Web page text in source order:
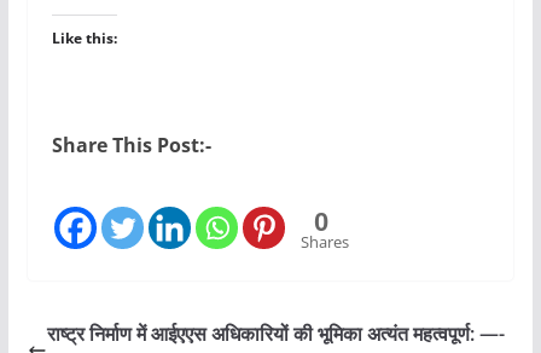
Like this:
Share This Post:-
0
Shares
राष्ट्र निर्माण में आईएएस अधिकारियों की भूमिका अत्यंत महत्वपूर्ण: —-